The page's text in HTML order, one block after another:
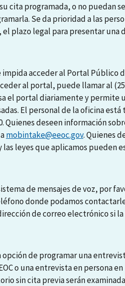
cita programada, o no puedan
Se da prioridad a las
plazo legal para presentar una
acceder al Portal Público
al portal, puede llamar al
el portal diariamente y permite
El personal de la oficina
Quienes deseen información
mobintake@eeoc.gov. Quienes
las leyes que aplicamos pueden
de mensajes de voz, por
donde podamos contactarle
de correo electrónico si
de programar una
o una entrevista en persona
sin cita previa serán